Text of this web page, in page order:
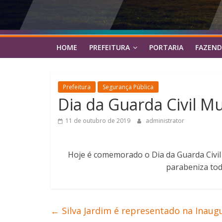
HOME PREFEITURA PORTARIA
Prefeitura Segurança Pública
Dia da Guarda Civil
11 de outubro de 2019 administrator
Hoje é comemorado o Dia da Guarda
parabeniza
← Silva Jardim é representado na